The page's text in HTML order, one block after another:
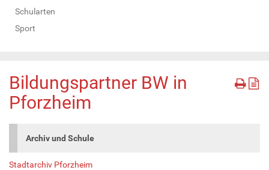
Schularten
Sport
Bildungspartner BW in
Pforzheim
Archiv und Schule
Stadtarchiv Pforzheim